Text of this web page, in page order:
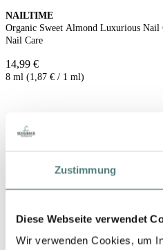
Zustimmung
Diese Webseite verwendet
Wir verwenden Cookies, um
NAILTIME
Organic Sweet Almond Luxurious Nail
Nail Care
14,99 €
8 ml (1,87 € / 1 ml)